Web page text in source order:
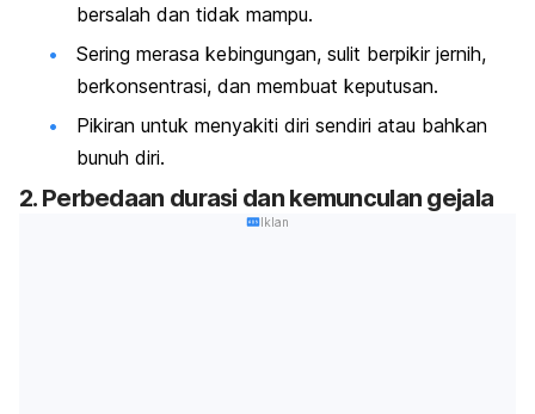
bersalah dan tidak mampu.
Sering merasa kebingungan, sulit berpikir jernih,
berkonsentrasi, dan membuat keputusan.
Pikiran untuk menyakiti diri sendiri atau bahkan
bunuh diri.
2. Perbedaan durasi dan kemunculan gejala
Iklan